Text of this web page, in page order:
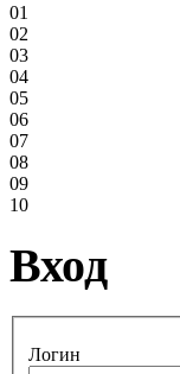
Frame and Shaman
Drum "Master of
Animals", tunable,
with Henna
€530.00
Tunable Tonbak with
€880.00
01
02
03
04
05
06
07
08
09
10
Вход
Логин